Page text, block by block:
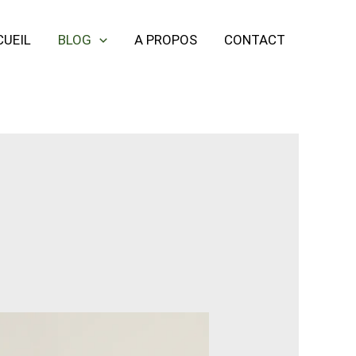
BLOG A PROPOS CONTACT